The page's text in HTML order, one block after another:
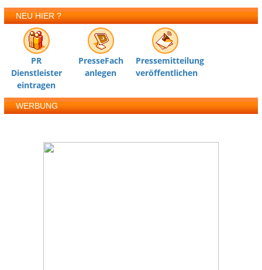
NEU HIER ?
PR
Dienstleister
eintragen
PresseFach
anlegen
Pressemitteilung
veröffentlichen
WERBUNG